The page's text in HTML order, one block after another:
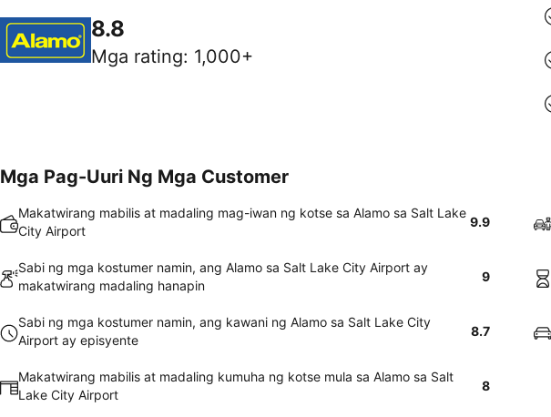
8.8
Mga rating: 1,000+
Mga Pag-Uuri Ng Mga Customer
Makatwirang mabilis at madaling mag-iwan ng kotse sa Alamo sa Salt Lake
City Airport
9.9
Sabi ng mga kostumer namin, ang Alamo sa Salt Lake City Airport ay
makatwirang madaling hanapin
9
Sabi ng mga kostumer namin, ang kawani ng Alamo sa Salt Lake City
Airport ay episyente
8.7
Makatwirang mabilis at madaling kumuha ng kotse mula sa Alamo sa Salt
Lake City Airport
8